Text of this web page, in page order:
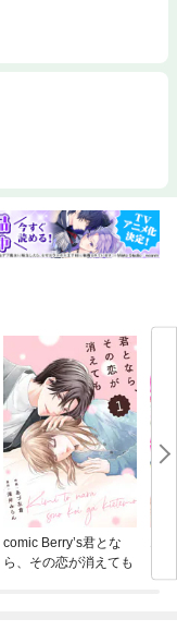
comic Berry’s君とな
ら、その恋が消えても